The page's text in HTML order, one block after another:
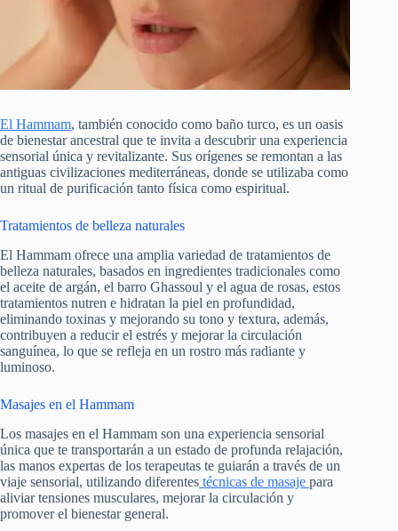
El Hammam, también conocido como baño turco, es un oasis
de bienestar ancestral que te invita a descubrir una experiencia
sensorial única y revitalizante. Sus orígenes se remontan a las
antiguas civilizaciones mediterráneas, donde se utilizaba como
un ritual de purificación tanto física como espiritual.
Tratamientos de belleza naturales
El Hammam ofrece una amplia variedad de tratamientos de
belleza naturales, basados en ingredientes tradicionales como
el aceite de argán, el barro Ghassoul y el agua de rosas, estos
tratamientos nutren e hidratan la piel en profundidad,
eliminando toxinas y mejorando su tono y textura, además,
contribuyen a reducir el estrés y mejorar la circulación
sanguínea, lo que se refleja en un rostro más radiante y
luminoso.
Masajes en el Hammam
Los masajes en el Hammam son una experiencia sensorial
única que te transportarán a un estado de profunda relajación,
las manos expertas de los terapeutas te guiarán a través de un
viaje sensorial, utilizando diferentes técnicas de masaje para
aliviar tensiones musculares, mejorar la circulación y
promover el bienestar general.